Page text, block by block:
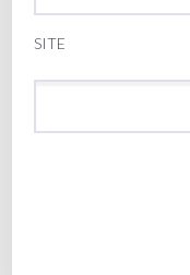
SITE